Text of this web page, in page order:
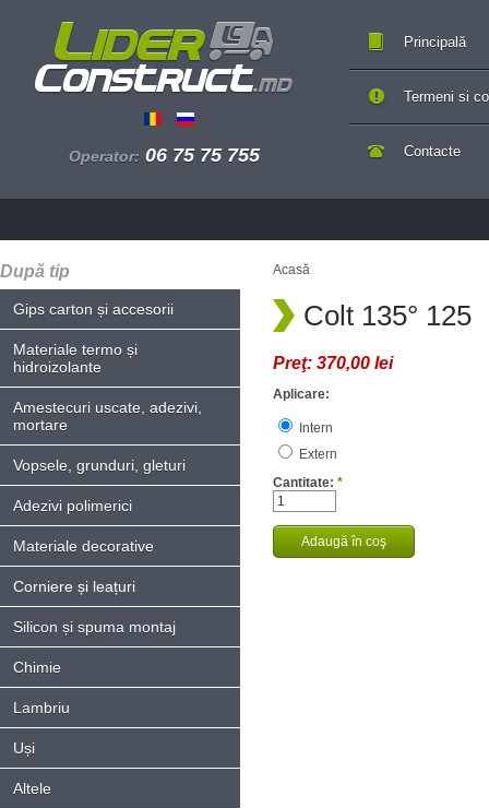
Operator: 06 75 75 755
Principală
Contacte
Termeni si
După tip
Gips carton și accesorii
Materiale termo și
hidroizolante
Amestecuri uscate, adezivi,
mortare
Vopsele, grunduri, gleturi
Adezivi polimerici
Materiale decorative
Corniere și leațuri
Silicon și spuma montaj
Chimie
Lambriu
Uși
Altele
Acasă
Colt 135° 125
Preţ: 370,00 lei
Aplicare:
Intern
Extern
Cantitate: *